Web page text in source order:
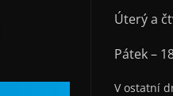
Úterý a
Pátek –
V ostatní